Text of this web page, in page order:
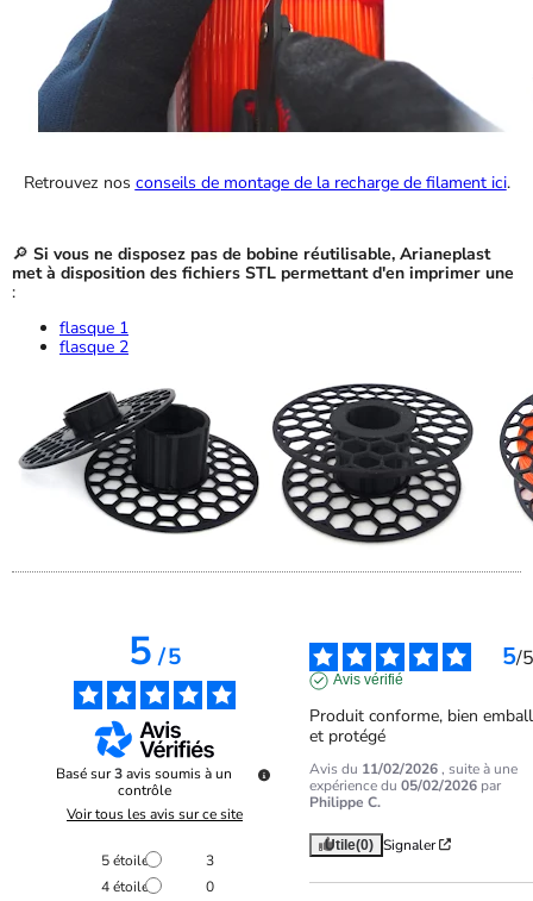
Retrouvez nos conseils de montage de la recharge de filament ici.
🔎 Si vous ne disposez pas de bobine réutilisable, Arianeplast
met à disposition des fichiers STL permettant d'en imprimer une
:
flasque 1
flasque 2
5/5
Basé sur3avis soumis à un
contrôle
Voir tous les avis sur ce site
5étoiles
3
4étoiles
0
5/5
Avis vérifié
Produit conforme, bien
et protégé
Avis du 11/02/2026 , suite à une
expérience du 05/02/2026 par
Philippe C.
Utile(0) Signaler